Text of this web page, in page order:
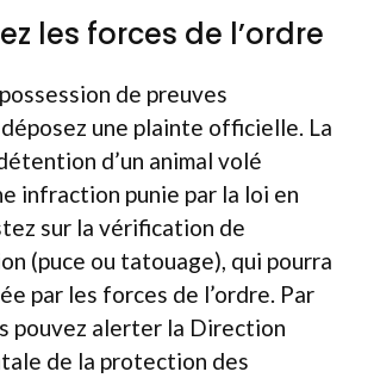
les forces de l’ordre
de preuves
une plainte officielle. La
d’un animal volé
infraction punie par la loi en
sur la vérification de
(puce ou tatouage), qui pourra
par les forces de l’ordre. Par
pouvez alerter la Direction
de la protection des